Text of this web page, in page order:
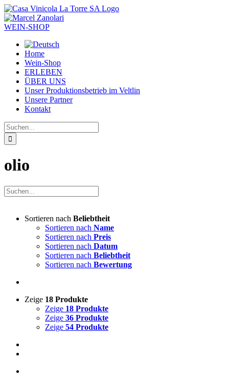
Zum
Inhalt
springen
WEIN-SHOP
Home
Wein-Shop
ERLEBEN
ÜBER UNS
Unser Produktionsbetrieb im Veltlin
Unsere Partner
Kontakt
Suche
nach:
olio
Sortieren nach Beliebtheit
Sortieren nach Name
Sortieren nach Preis
Sortieren nach Datum
Sortieren nach Beliebtheit
Sortieren nach Bewertung
Zeige 18 Produkte
Zeige 18 Produkte
Zeige 36 Produkte
Zeige 54 Produkte